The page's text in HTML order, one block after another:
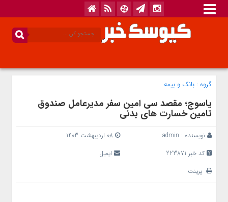
گروه : بانک‌ و بیمه
یاسوج؛ مقصد سی امین سفر مدیرعامل صندوق
تامین خسارت های بدنی
نویسنده : admin
کد خبر 223871
ایمیل
پرینت